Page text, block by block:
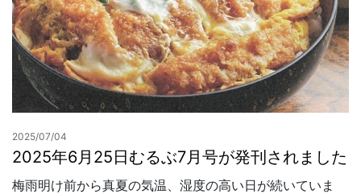
2025/07/04
2025年6月25日むるぶ7月号が発刊されました
梅雨明け前から真夏の気温、湿度の高い日が続いていま